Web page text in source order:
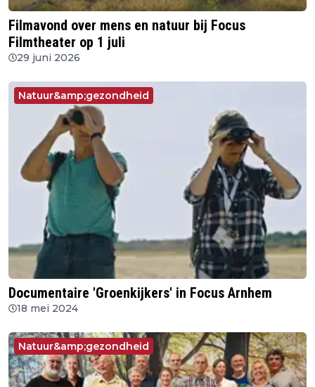
Filmavond over mens en natuur bij Focus
Filmtheater op 1 juli
29 juni 2026
Natuur&amp;gezondheid
Documentaire 'Groenkijkers' in Focus Arnhem
18 mei 2024
Natuur&amp;gezondheid